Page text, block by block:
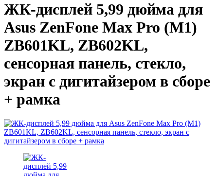
ЖК-дисплей 5,99 дюйма для
Asus ZenFone Max Pro (M1)
ZB601KL, ZB602KL,
сенсорная панель, стекло,
экран с дигитайзером в сборе
+ рамка